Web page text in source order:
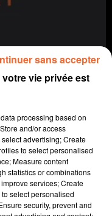
vie privée est
processing based on
and/or access
advertising; Create
to select personalised
Measure content
statistics or combinations
services; Create
select personalised
security, prevent and
sans accepter